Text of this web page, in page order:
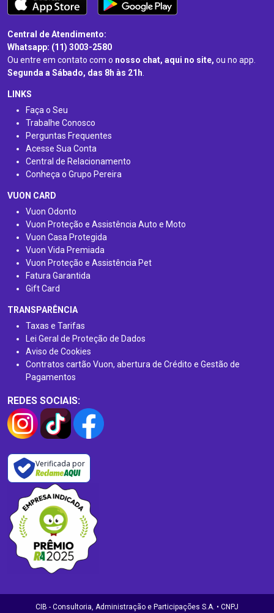
Central de Atendimento:
Whatsapp: (11) 3003-2580
Ou entre em contato com o nosso chat, aqui no site, ou no app.
Segunda a Sábado, das 8h às 21h.
LINKS
Faça o Seu
Trabalhe Conosco
Perguntas Frequentes
Acesse Sua Conta
Central de Relacionamento
Conheça o Grupo Pereira
VUON CARD
Vuon Odonto
Vuon Proteção e Assistência Auto e Moto
Vuon Casa Protegida
Vuon Vida Premiada
Vuon Proteção e Assistência Pet
Fatura Garantida
Gift Card
TRANSPARÊNCIA
Taxas e Tarifas
Lei Geral de Proteção de Dados
Aviso de Cookies
Contratos cartão Vuon, abertura de Crédito e Gestão de
Pagamentos
REDES SOCIAIS:
Verificada por
CIB - Consultoria, Administração e Participações S.A. • CNPJ